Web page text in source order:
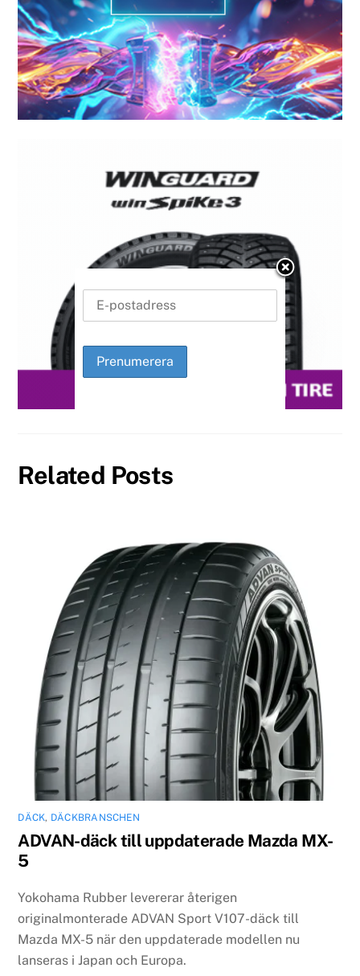
Related Posts
DÄCK, DÄCKBRANSCHEN
ADVAN-däck till uppdaterade Mazda MX-
5
Yokohama Rubber levererar återigen
originalmonterade ADVAN Sport V107-däck till
Mazda MX-5 när den uppdaterade modellen nu
lanseras i Japan och Europa.